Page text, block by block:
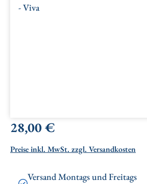
Regulärer Preis:
28,00 €
Preise inkl. MwSt. zzgl. Versandkosten
Versand Montags und Freitags